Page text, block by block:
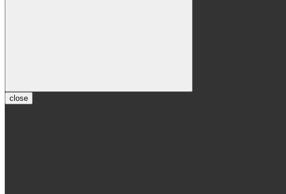
close